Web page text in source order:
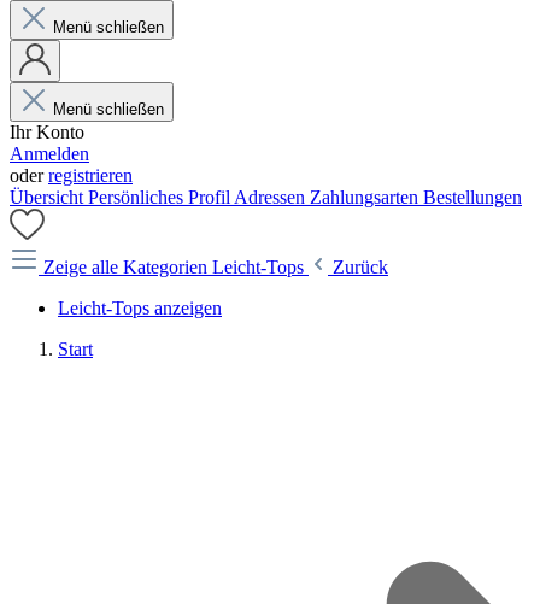
Menü schließen
Menü schließen
Ihr Konto
Anmelden
oderregistrieren
Übersicht Persönliches Profil Adressen Zahlungsarten Bestellungen
Zeige alle Kategorien Leicht-Tops
Zurück
Leicht-Tops anzeigen
Start